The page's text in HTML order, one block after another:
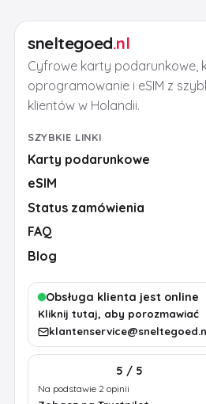
sneltegoed.nl
Cyfrowe karty podarunkowe,
oprogramowanie i eSIM z
klientów w Holandii.
SZYBKIE LINKI
Karty podarunkowe
eSIM
Status zamówienia
FAQ
Blog
Obsługa klienta jest online
Kliknij tutaj, aby porozmawiać
5 / 5
Na podstawie 2 opinii